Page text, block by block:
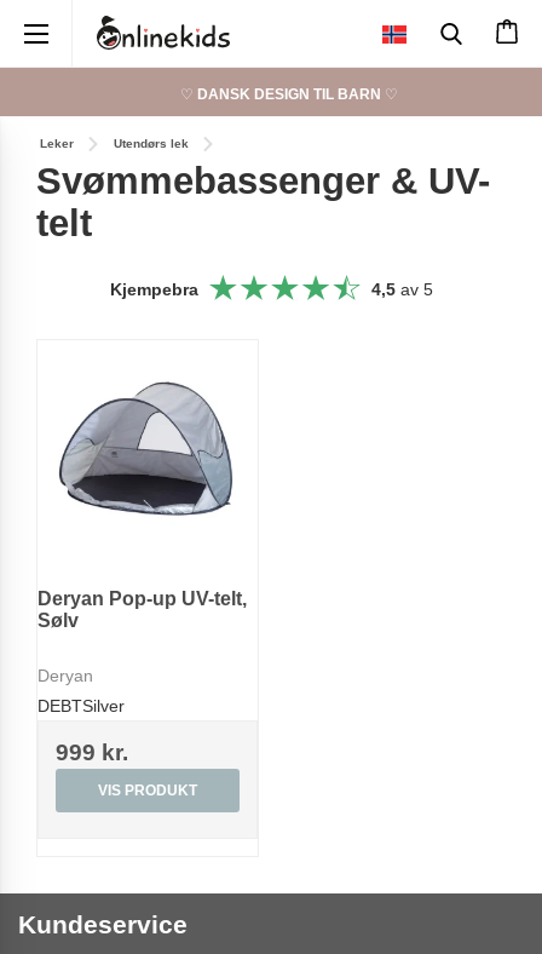
♡ DANSK DESIGN TIL BARN ♡
Leker Utendørs lek
Svømmebassenger & UV-
telt
Kjempebra 4,5av 5
Deryan Pop-up UV-telt,
Sølv
Deryan
DEBTSilver
999 kr.
VIS PRODUKT
Kundeservice